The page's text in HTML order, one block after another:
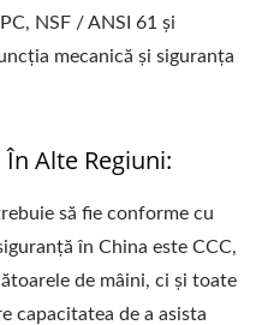
NSF / ANSI 61 și
mecanică și siguranța
Alte Regiuni:
să fie conforme cu
în China este CCC,
de mâini, ci și toate
capacitatea de a asista